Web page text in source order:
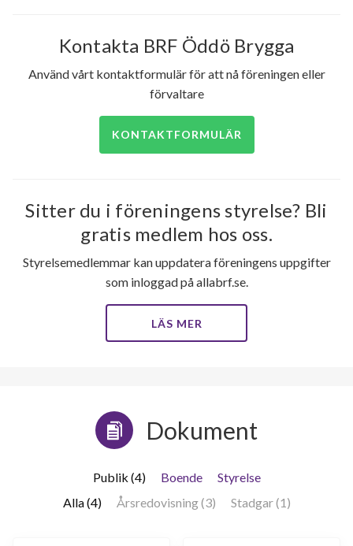
Kontakta BRF Öddö Brygga
Använd vårt kontaktformulär för att nå föreningen eller
förvaltare
KONTAKTFORMULÄR
Sitter du i föreningens styrelse? Bli
gratis medlem hos oss.
Styrelsemedlemmar kan uppdatera föreningens uppgifter
som inloggad på allabrf.se.
LÄS MER
Dokument
Publik (4) Boende
Styrelse
Alla (4)
Årsredovisning (3) Stadgar (1)